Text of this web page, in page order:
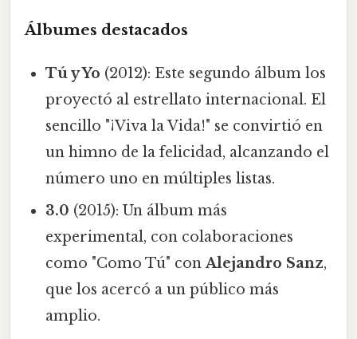
Álbumes destacados
Tú y Yo (2012): Este segundo álbum los
proyectó al estrellato internacional. El
sencillo "¡Viva la Vida!" se convirtió en
un himno de la felicidad, alcanzando el
número uno en múltiples listas.
3.0 (2015): Un álbum más
experimental, con colaboraciones
como "Como Tú" conAlejandro Sanz,
que los acercó a un público más
amplio.